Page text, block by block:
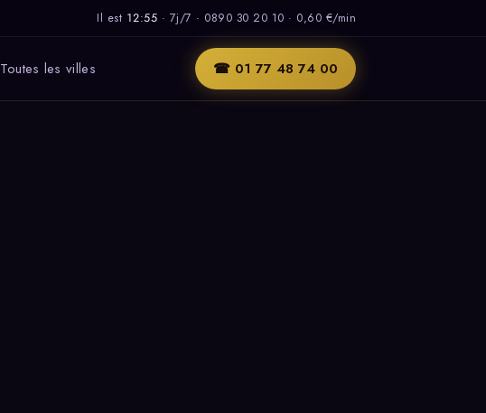
Il est 12:55 · 7j/7 · 0890 30 20 10 · 0,60 €/min
Toutes les villes ☎ 01 77 48 74 00